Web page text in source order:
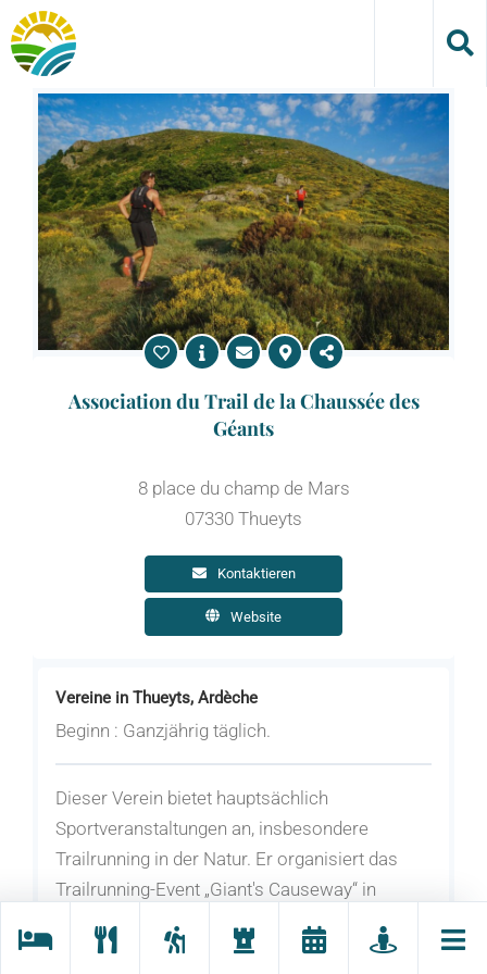
Skip
to
content
Vereine in Thueyts, Ardèche
Beginn : Ganzjährig täglich.
Dieser Verein bietet hauptsächlich
Sportveranstaltungen an, insbesondere
Trailrunning in der Natur. Er organisiert das
Trailrunning-Event „Giant's Causeway“ in
Instandhaltung und Markierung der Strecken.
Association du Trail de la Chaussée des
Géants
8 place du champ de Mars
07330 Thueyts
Kontaktieren
Website